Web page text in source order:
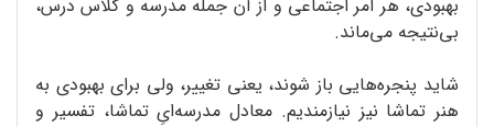
بهبودی، هر امر اجتماعی و از آن جمله مدرسه و کلاس درس،
بی‌نتیجه می‌ماند.
شاید پنجره‌هایی باز شوند، یعنی تغییر، ولی برای بهبودی به
هنر تماشا نیز نیازمندیم. معادل مدرسه‌ایِ تماشا، تفسیر و